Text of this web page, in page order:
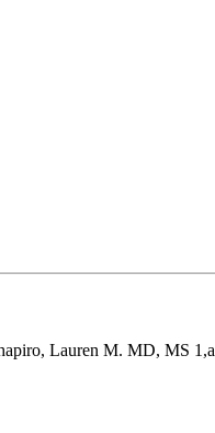
Lauren M. MD, MS 1,a